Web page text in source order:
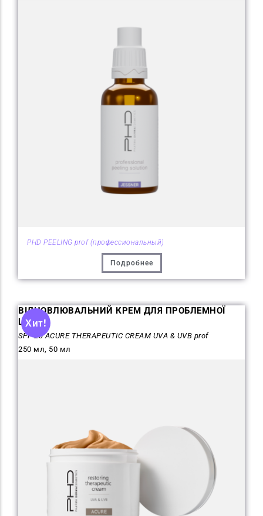
PHD PEELING prof (профессиональный)
Подробнее
Хит!
ВІДНОВЛЮВАЛЬНИЙ КРЕМ ДЛЯ ПРОБЛЕМНОЇ
ШКІРИ
SPF-20 ACURE THERAPEUTIC CREAM UVA & UVB prof
250 мл, 50 мл